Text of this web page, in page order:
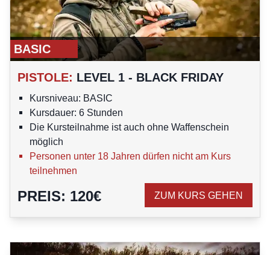
BASIC
PISTOLE: LEVEL 1 - BLACK FRIDAY
Kursniveau: BASIC
Kursdauer: 6 Stunden
Die Kursteilnahme ist auch ohne Waffenschein
möglich
Personen unter 18 Jahren dürfen nicht am Kurs
teilnehmen
PREIS: 120€ ZUM KURS GEHEN